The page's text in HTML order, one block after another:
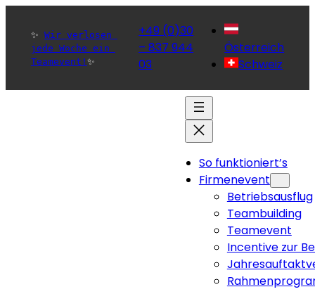
✨ Wir verlosen
jede Woche ein
Teamevent! ✨
+49 (0)30
– 837 944
03
Österreich
Schweiz
So funktioniert’s
Firmenevent
Betriebsausflug
Teambuilding
Teamevent
Incentive zur